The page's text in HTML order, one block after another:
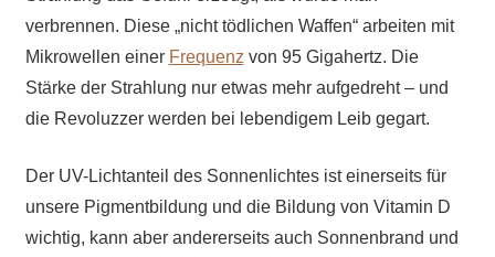
verbrennen. Diese „nicht tödlichen Waffen“ arbeiten mit
Mikrowellen einer Frequenzvon 95 Gigahertz. Die
Stärke der Strahlung nur etwas mehr aufgedreht – und
die Revoluzzer werden bei lebendigem Leib gegart.
Der UV-Lichtanteil des Sonnenlichtes ist einerseits für
unsere Pigmentbildung und die Bildung von Vitamin D
wichtig, kann aber andererseits auch Sonnenbrand und